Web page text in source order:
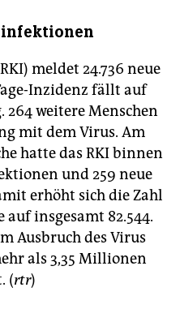
meldet 24.736 neue
Inzidenz fällt auf
264 weitere Menschen
mit dem Virus. Am
hatte das RKI binnen
und 259 neue
erhöht sich die Zahl
insgesamt 82.544.
Ausbruch des Virus
als 3,35 Millionen
(rtr)